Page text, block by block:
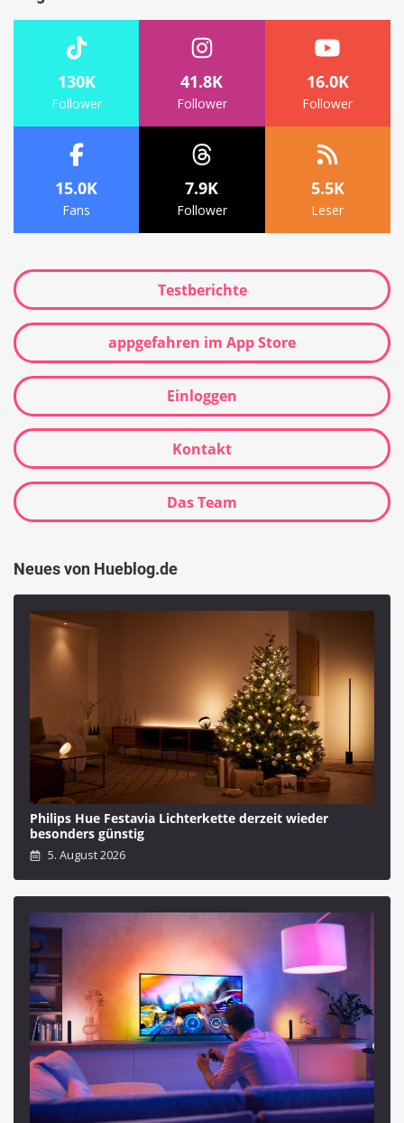
130K
Follower
41.8K
Follower
16.0K
Follower
15.0K
Fans
7.9K
Follower
5.5K
Leser
Testberichte
appgefahren im App Store
Einloggen
Kontakt
Das Team
Neues von Hueblog.de
Philips Hue Festavia Lichterkette derzeit wieder
besonders günstig
5. August 2026